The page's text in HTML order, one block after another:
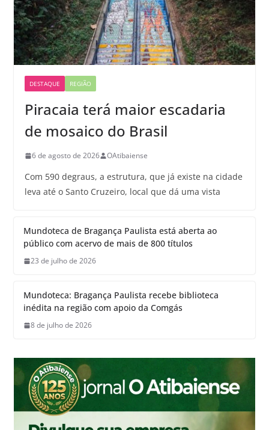
DESTAQUE REGIÃO
Piracaia terá maior escadaria
de mosaico do Brasil
6 de agosto de 2026 OAtibaiense
Com 590 degraus, a estrutura, que já existe na cidade
leva até o Santo Cruzeiro, local que dá uma vista
Mundoteca de Bragança Paulista está aberta ao
público com acervo de mais de 800 títulos
23 de julho de 2026
Mundoteca: Bragança Paulista recebe biblioteca
inédita na região com apoio da Comgás
8 de julho de 2026